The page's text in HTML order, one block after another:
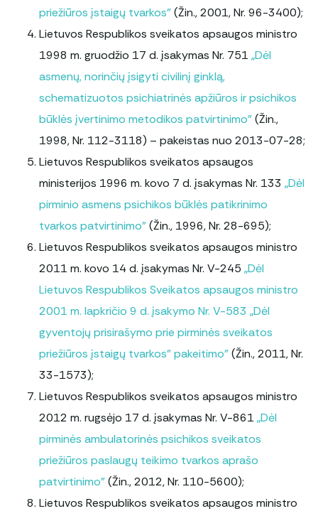
priežiūros įstaigų tvarkos”(Žin., 2001, Nr. 96-3400);
Lietuvos Respublikos sveikatos apsaugos ministro
1998 m. gruodžio 17 d. įsakymas Nr. 751 „Dėl
asmenų, norinčių įsigyti civilinį ginklą,
schematizuotos psichiatrinės apžiūros ir psichikos
būklės įvertinimo metodikos patvirtinimo”(Žin.,
1998, Nr. 112-3118) – pakeistas nuo 2013-07-28;
Lietuvos Respublikos sveikatos apsaugos
ministerijos 1996 m. kovo 7 d. įsakymas Nr. 133 „Dėl
pirminio asmens psichikos būklės patikrinimo
tvarkos patvirtinimo”(Žin., 1996, Nr. 28-695);
Lietuvos Respublikos sveikatos apsaugos ministro
2011 m. kovo 14 d. įsakymas Nr. V-245 „Dėl
Lietuvos Respublikos Sveikatos apsaugos ministro
2001 m. lapkričio 9 d. įsakymo Nr. V-583 „Dėl
gyventojų prisirašymo prie pirminės sveikatos
priežiūros įstaigų tvarkos” pakeitimo”(Žin., 2011, Nr.
33-1573);
Lietuvos Respublikos sveikatos apsaugos ministro
2012 m. rugsėjo 17 d. įsakymas Nr. V-861 „Dėl
pirminės ambulatorinės psichikos sveikatos
priežiūros paslaugų teikimo tvarkos aprašo
patvirtinimo”(Žin., 2012, Nr. 110-5600);
Lietuvos Respublikos sveikatos apsaugos ministro